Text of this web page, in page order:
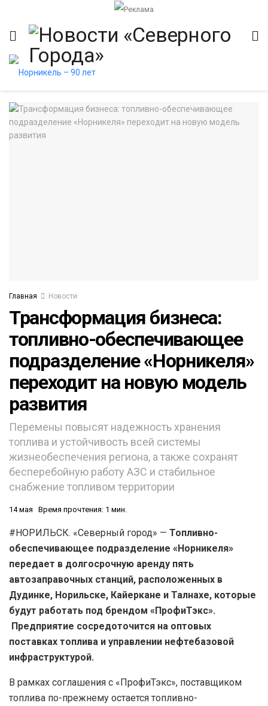
Главная Новости
Трансформация бизнеса:
топливно-обеспечивающее
подразделение «Норникеля»
переходит на новую модель
развития
Перемены повысят надежность хранения
топлива и устойчивость всей системы
жизнеобеспечения региона, а также сохранят
бесперебойную работу АЗС и стабильное
снабжение топливом территории
14 мая Время прочтения: 1 мин.
#НОРИЛЬСК. «Северный город» — Топливно-
обеспечивающее подразделение «Норникеля»
передает в долгосрочную аренду пять
автозаправочных станций, расположенных в
Дудинке, Норильске, Кайеркане и Талнахе, которые
будут работать под брендом «ПрофиТэкс».
Предприятие сосредоточится на оптовых
поставках топлива и управлении нефтебазовой
инфраструктурой.
В рамках соглашения с «ПрофиТэкс», поставщиком
топлива по-прежнему остается топливно-